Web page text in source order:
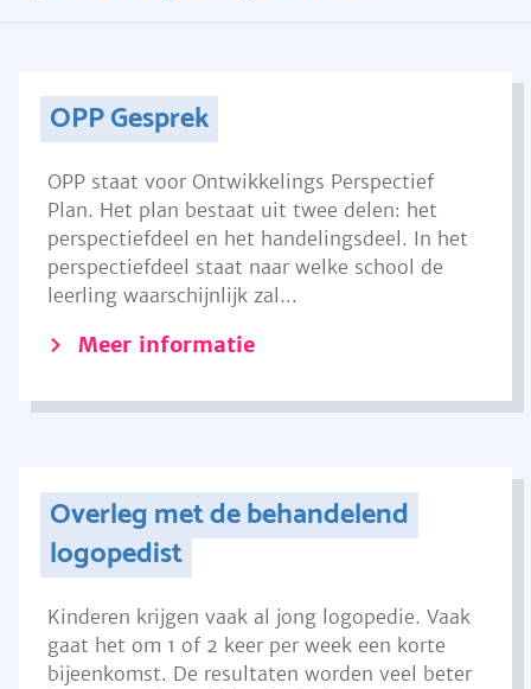
OPP Gesprek
OPP staat voor Ontwikkelings Perspectief
Plan. Het plan bestaat uit twee delen: het
perspectiefdeel en het handelingsdeel. In het
perspectiefdeel staat naar welke school de
leerling waarschijnlijk zal...
Meer informatie
Overleg met de behandelend
logopedist
Kinderen krijgen vaak al jong logopedie. Vaak
gaat het om 1 of 2 keer per week een korte
bijeenkomst. De resultaten worden veel beter